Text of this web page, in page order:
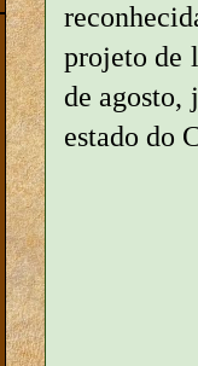
projeto de
de agosto,
estado do